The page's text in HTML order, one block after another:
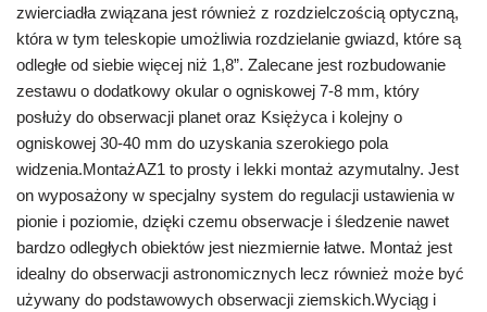
zwierciadła związana jest również z rozdzielczością optyczną,
która w tym teleskopie umożliwia rozdzielanie gwiazd, które są
odległe od siebie więcej niż 1,8”. Zalecane jest rozbudowanie
zestawu o dodatkowy okular o ogniskowej 7-8 mm, który
posłuży do obserwacji planet oraz Księżyca i kolejny o
ogniskowej 30-40 mm do uzyskania szerokiego pola
widzenia.MontażAZ1 to prosty i lekki montaż azymutalny. Jest
on wyposażony w specjalny system do regulacji ustawienia w
pionie i poziomie, dzięki czemu obserwacje i śledzenie nawet
bardzo odległych obiektów jest niezmiernie łatwe. Montaż jest
idealny do obserwacji astronomicznych lecz również może być
używany do podstawowych obserwacji ziemskich.Wyciąg i